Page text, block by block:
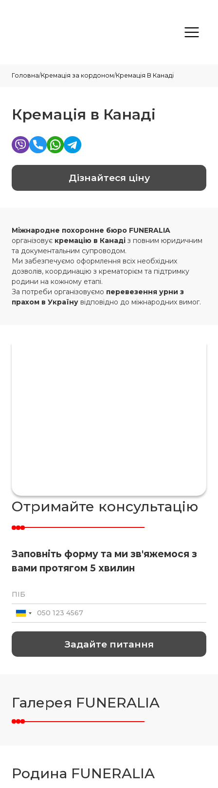
Головна/Кремація за кордоном/Кремація В Канаді
Кремація в Канаді
Дізнайтеся ціну
Міжнародне похоронне бюро FUNERALIA
організовує кремацію в Канаді з повним юридичним
та документальним супроводом.
Ми забезпечуємо оформлення всіх необхідних
дозволів, координацію з крематорієм та підтримку
родини на кожному етапі.
За потреби організовуємо перевезення урни з
прахом в Українувідповідно до міжнародних вимог.
Отримайте консультацію
Заповніть форму та ми зв'яжемося з
вами протягом 5 хвилин
Галерея FUNERALIA
Родина FUNERALIA